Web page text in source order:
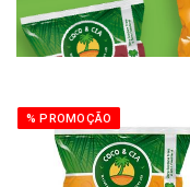
% PROMOÇÃO